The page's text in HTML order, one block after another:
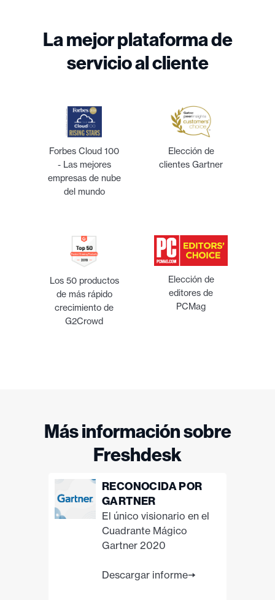
La mejor plataforma de
servicio al cliente
Forbes Cloud 100
- Las mejores
empresas de nube
del mundo
Elección de
clientes Gartner
Los 50 productos
de más rápido
crecimiento de
G2Crowd
Elección de
editores de
PCMag
Más información sobre
Freshdesk
RECONOCIDA POR
GARTNER
El único visionario en el
Cuadrante Mágico
Gartner 2020
Descargar informe🠆